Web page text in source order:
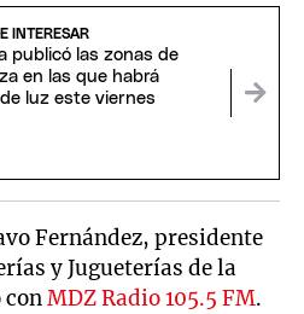
INTERESAR
publicó las zonas de
en las que habrá
luz este viernes
Fernández, presidente
y Jugueterías de la
conMDZ Radio 105.5 FM.